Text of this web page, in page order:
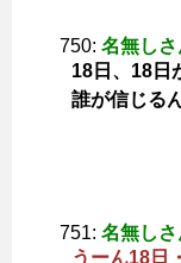
750: 名無しさ
18日、18日
誰が信じる
751: 名無しさ
うーん18日